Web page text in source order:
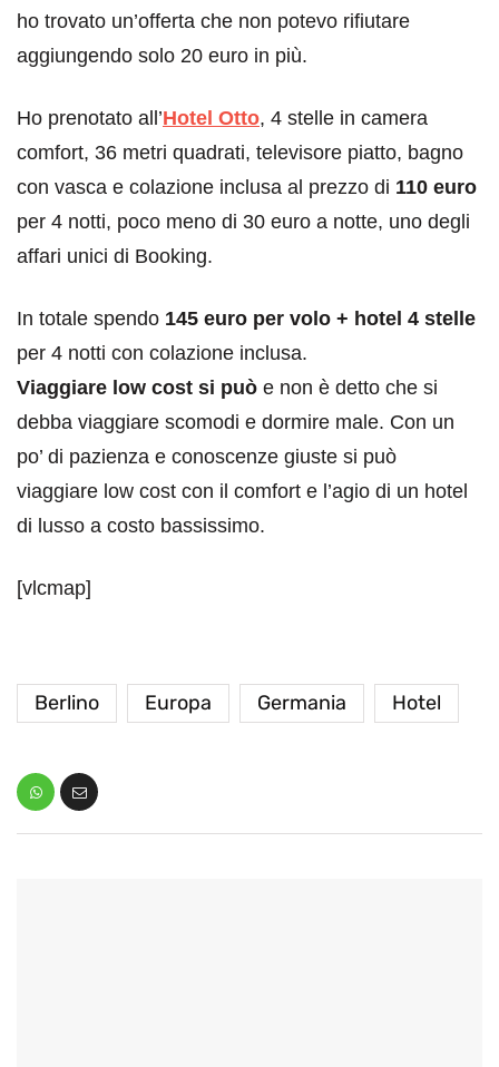
ho trovato un’offerta che non potevo rifiutare
aggiungendo solo 20 euro in più.
Ho prenotato all’Hotel Otto, 4 stelle in camera
comfort, 36 metri quadrati, televisore piatto, bagno
con vasca e colazione inclusa al prezzo di 110 euro
per 4 notti, poco meno di 30 euro a notte, uno degli
affari unici di Booking.
In totale spendo 145 euro per volo + hotel 4 stelle
per 4 notti con colazione inclusa.
Viaggiare low cost si può e non è detto che si
debba viaggiare scomodi e dormire male. Con un
po’ di pazienza e conoscenze giuste si può
viaggiare low cost con il comfort e l’agio di un hotel
di lusso a costo bassissimo.
[vlcmap]
Berlino Europa Germania Hotel